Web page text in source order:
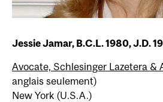
Jessie Jamar, B.C.L. 1980, J.D.
Avocate, Schlesinger Lazetera &
anglais seulement)
New York (U.S.A.)